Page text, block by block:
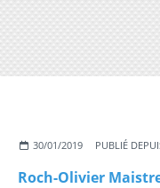
30/01/2019 PUBLIÉ